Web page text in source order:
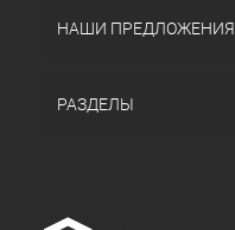
НАШИ ПРЕДЛОЖЕНИЯ
РАЗДЕЛЫ